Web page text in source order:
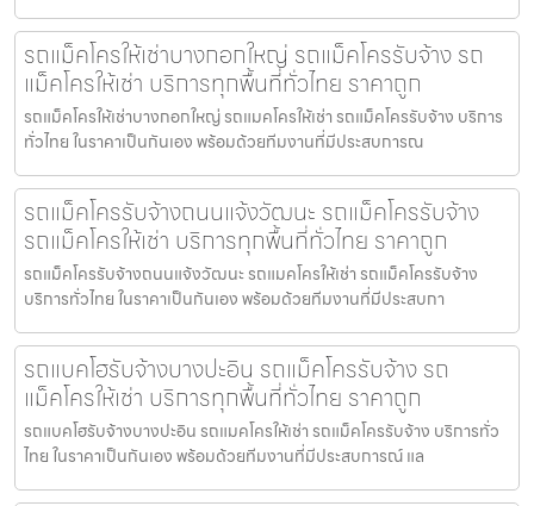
รถแม็คโครให้เช่าบางกอกใหญ่ รถแม็คโครรับจ้าง รถ
แม็คโครให้เช่า บริการทุกพื้นที่ทั่วไทย ราคาถูก
รถแม็คโครให้เช่าบางกอกใหญ่ รถแมคโครให้เช่า รถแม็คโครรับจ้าง บริการ
ทั่วไทย ในราคาเป็นกันเอง พร้อมด้วยทีมงานที่มีประสบการณ
รถแม็คโครรับจ้างถนนแจ้งวัฒนะ รถแม็คโครรับจ้าง
รถแม็คโครให้เช่า บริการทุกพื้นที่ทั่วไทย ราคาถูก
รถแม็คโครรับจ้างถนนแจ้งวัฒนะ รถแมคโครให้เช่า รถแม็คโครรับจ้าง
บริการทั่วไทย ในราคาเป็นกันเอง พร้อมด้วยทีมงานที่มีประสบกา
รถแบคโฮรับจ้างบางปะอิน รถแม็คโครรับจ้าง รถ
แม็คโครให้เช่า บริการทุกพื้นที่ทั่วไทย ราคาถูก
รถแบคโฮรับจ้างบางปะอิน รถแมคโครให้เช่า รถแม็คโครรับจ้าง บริการทั่ว
ไทย ในราคาเป็นกันเอง พร้อมด้วยทีมงานที่มีประสบการณ์ แล